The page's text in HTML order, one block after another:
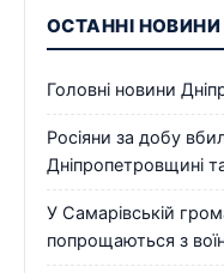
ОСТАННІ НОВИНИ
Головні новини
Росіяни за добу
Дніпропетровщині
У Самарівській
попрощаються з